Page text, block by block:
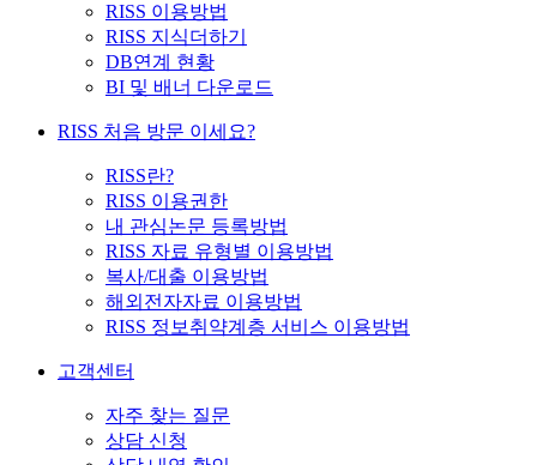
RISS 이용방법
RISS 지식더하기
DB연계 현황
BI 및 배너 다운로드
RISS 처음 방문 이세요?
RISS란?
RISS 이용권한
내 관심논문 등록방법
RISS 자료 유형별 이용방법
복사/대출 이용방법
해외전자자료 이용방법
RISS 정보취약계층 서비스 이용방법
고객센터
자주 찾는 질문
상담 신청